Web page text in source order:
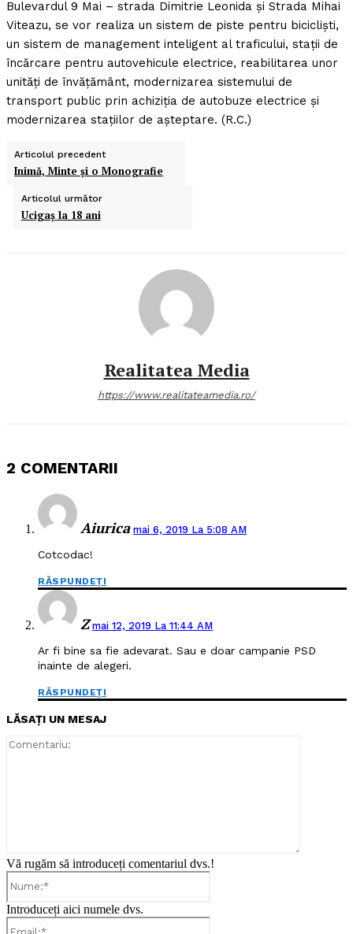
Bulevardul 9 Mai – strada Dimitrie Leonida şi Strada Mihai
Viteazu, se vor realiza un sistem de piste pentru biciclişti,
un sistem de management inteligent al traficului, staţii de
încărcare pentru autovehicule electrice, reabilitarea unor
unităţi de învăţământ, modernizarea sistemului de
transport public prin achiziţia de autobuze electrice şi
modernizarea staţiilor de aşteptare. (R.C.)
Articolul precedent
Inimă, Minte şi o Monografie
Articolul următor
Ucigaş la 18 ani
Realitatea Media
https://www.realitateamedia.ro/
2 COMENTARII
Aiurica mai 6, 2019 La 5:08 AM
Cotcodac!
RĂSPUNDEȚI
Z mai 12, 2019 La 11:44 AM
Ar fi bine sa fie adevarat. Sau e doar campanie PSD
inainte de alegeri.
RĂSPUNDEȚI
LĂSAȚI UN MESAJ
Vă rugăm să introduceți comentariul dvs.!
Introduceți aici numele dvs.